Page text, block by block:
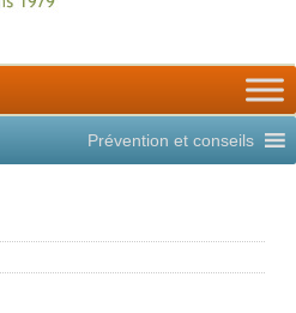
Prévention et conseils